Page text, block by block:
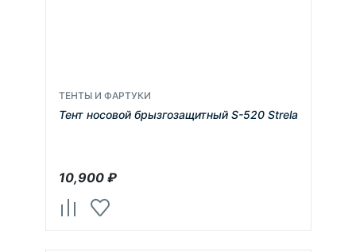
ТЕНТЫ И ФАРТУКИ
Тент носовой брызгозащитный S-520 Strela
10,900₽